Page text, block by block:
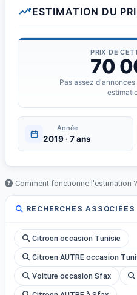
- Carburant : Diesel
- État : Neuf
- Puissance fiscale : 7 CV
- Nombre de portes : 5
- Jantes aluminium
- Start &amp;amp; Stop
- Rétroviseurs électriques
- Capteurs de pluie
- Fermeture centrale
- Radar De Recul
- Antipatinage
- Limiteur De Vitesse
- Aide au stationnement
- Direction assistée
ESTIMATION DU
PRIX DE
70
Pas assez
Année
2019 · 7 ans
Comment fonctionne l'estimation ?
RECHERCHES ASSOCIÉES
Citroen occasion Tunisie
Citroen AUTRE occasion
Voiture occasion Sfax